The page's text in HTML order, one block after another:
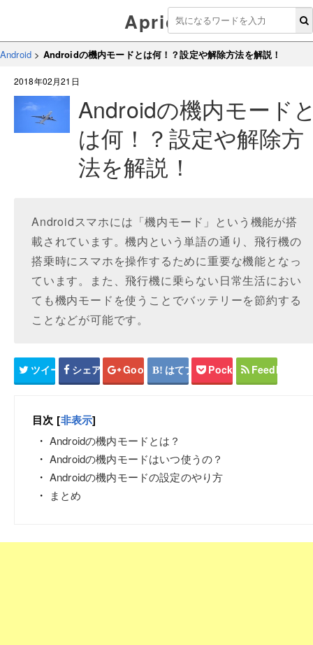
Aprico
Android > Androidの機内モードとは何！？設定や解除方法を解説！
2018年02月21日
Androidの機内モード
は何！？設定や解除方
法を解説！
Androidスマホには「機内モード」という機能が搭
載されています。機内という単語の通り、飛行機の
搭乗時にスマホを操作するために重要な機能となっ
ています。また、飛行機に乗らない日常生活におい
ても機内モードを使うことでバッテリーを節約する
ことなどが可能です。
ツイート シェア Google+ はてブ Pocket Feedly
目次 [非表示]
Androidの機内モードとは？
Androidの機内モードはいつ使うの？
Androidの機内モードの設定のやり方
まとめ